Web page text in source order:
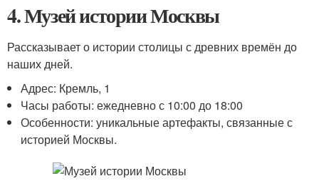
4. Музей истории Москвы
Рассказывает о истории столицы с древних времён до
наших дней.
Адрес: Кремль, 1
Часы работы: ежедневно с 10:00 до 18:00
Особенности: уникальные артефакты, связанные с
историей Москвы.